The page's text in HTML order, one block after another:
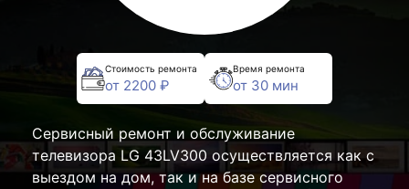
Стоимость ремонта
от 2200 ₽
Время ремонта
от 30 мин
Сервисный ремонт и обслуживание
телевизора LG 43LV300 осуществляется как с
выездом на дом, так и на базе сервисного